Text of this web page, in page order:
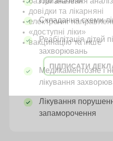
Складання схеми
Реабілітація дітей
захворювань
Медикаментозне і
лікування
Лікування
запаморочення
довідки та лікарняні
електронні
«доступні ліки»
вакцинацію та інше
ПІДПИСАТИ